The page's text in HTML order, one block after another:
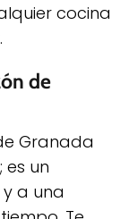
cocina
de
Granada
es un
a una